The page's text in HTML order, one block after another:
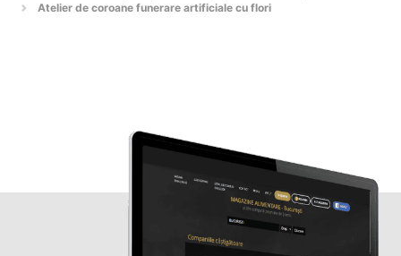
Atelier de coroane funerare artificiale cu flori